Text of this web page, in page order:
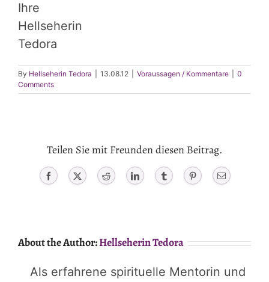
Ihre
Hellseherin
Tedora
By Hellseherin Tedora 13.08.12 Voraussagen / Kommentare
0
Comments
Teilen Sie mit Freunden diesen Beitrag.
Facebook X Reddit LinkedIn Tumblr PinterestEmail
About the Author:Hellseherin Tedora
Als erfahrene spirituelle Mentorin und